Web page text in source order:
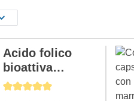
Average rating of 5 out of 5 stars
Acido folico
bioattiva
(vitamina B9)